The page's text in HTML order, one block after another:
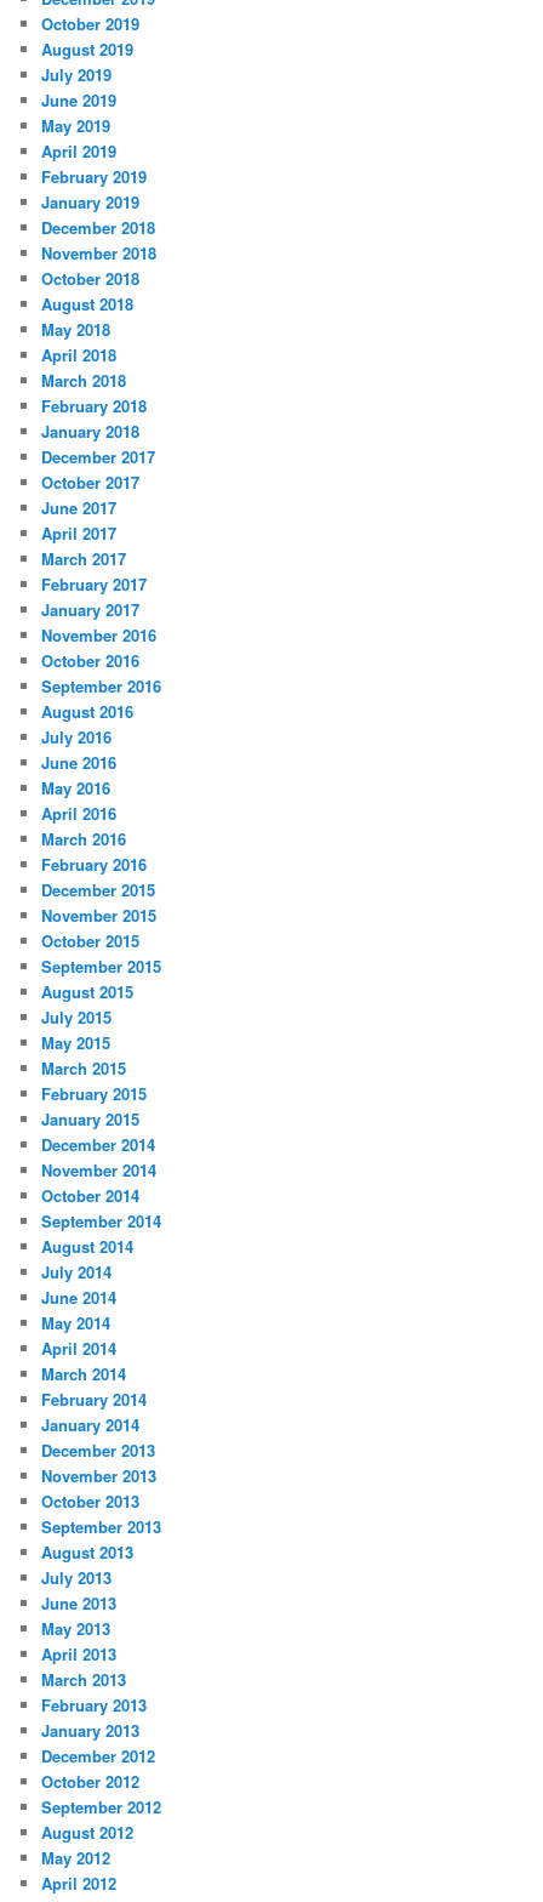
October 2019
August 2019
July 2019
June 2019
May 2019
April 2019
February 2019
January 2019
December 2018
November 2018
October 2018
August 2018
May 2018
April 2018
March 2018
February 2018
January 2018
December 2017
October 2017
June 2017
April 2017
March 2017
February 2017
January 2017
November 2016
October 2016
September 2016
August 2016
July 2016
June 2016
May 2016
April 2016
March 2016
February 2016
December 2015
November 2015
October 2015
September 2015
August 2015
July 2015
May 2015
March 2015
February 2015
January 2015
December 2014
November 2014
October 2014
September 2014
August 2014
July 2014
June 2014
May 2014
April 2014
March 2014
February 2014
January 2014
December 2013
November 2013
October 2013
September 2013
August 2013
July 2013
June 2013
May 2013
April 2013
March 2013
February 2013
January 2013
December 2012
October 2012
September 2012
August 2012
May 2012
April 2012